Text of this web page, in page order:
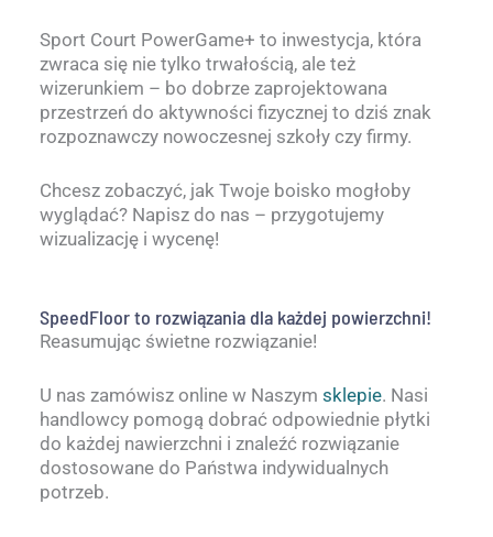
Sport Court PowerGame+ to inwestycja, która
zwraca się nie tylko trwałością, ale też
wizerunkiem – bo dobrze zaprojektowana
przestrzeń do aktywności fizycznej to dziś znak
rozpoznawczy nowoczesnej szkoły czy firmy.
Chcesz zobaczyć, jak Twoje boisko mogłoby
wyglądać? Napisz do nas – przygotujemy
wizualizację i wycenę!
SpeedFloor to rozwiązania dla każdej powierzchni!
Reasumując świetne rozwiązanie!
U nas zamówisz online w Naszymsklepie. Nasi
handlowcy pomogą dobrać odpowiednie płytki
do każdej nawierzchni i znaleźć rozwiązanie
dostosowane do Państwa indywidualnych
potrzeb.